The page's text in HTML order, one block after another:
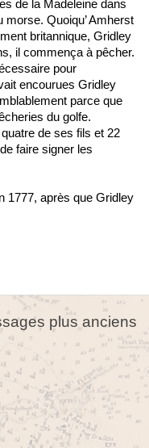
de la Madeleine dans
morse. Quoiqu’ Amherst
britannique, Gridley
il commença à pêcher.
pour
encourues Gridley
parce que
du golfe.
de ses fils et 22
faire signer les
1777, après que Gridley
plus anciens